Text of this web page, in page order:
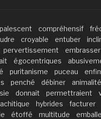
compréhensif
croyable entuber
pervertissement embrasser
égocentriques
puritanisme puceau enfin
penché débiner animalité
donnait permettraient
hybrides facturer
étoffé multitude